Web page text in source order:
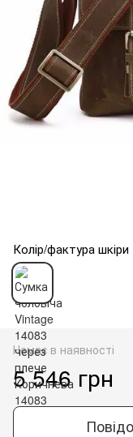
Колір/фактура шкіри
Немає в наявності
5 546 грн